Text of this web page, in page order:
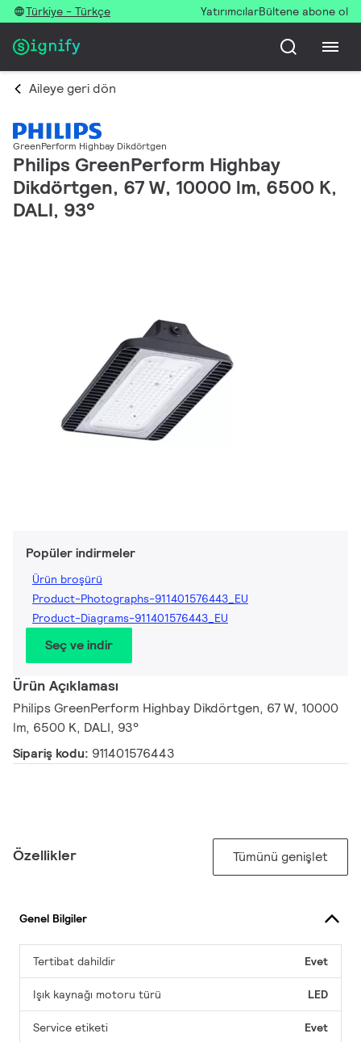
Türkiye - Türkçe YatırımcılarBültene abone ol
Aileye geri dön
GreenPerform Highbay Dikdörtgen
Philips GreenPerform Highbay
Dikdörtgen, 67 W, 10000 lm, 6500 K,
DALI, 93°
Popüler indirmeler
Ürün broşürü
Product-Photographs-911401576443_EU
Product-Diagrams-911401576443_EU
Seç ve indir
Ürün Açıklaması
Philips GreenPerform Highbay Dikdörtgen, 67 W, 10000
lm, 6500 K, DALI, 93°
Sipariş kodu: 911401576443
Özellikler Tümünü genişlet
Genel Bilgiler
Tertibat dahildir Evet
Işık kaynağı motoru türü LED
Service etiketi Evet